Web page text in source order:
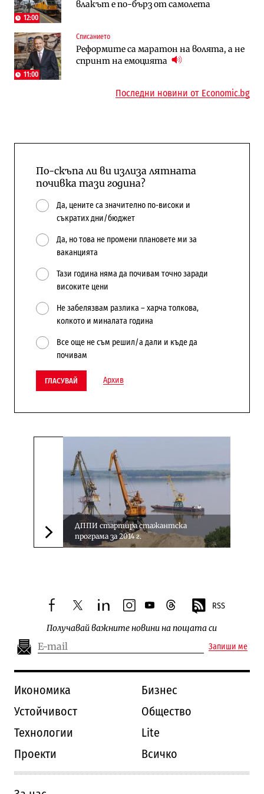
12:00
влакът е по-бърз от самолета
11:00
Списанието
Реформите са маратон на волята, а не
спринт на емоцията
работи с 5 блока
Енергетика
АЕЦ „Козлодуй“ ще работи само още
няколко седмици, ако сушата продължи
космически и отбранителен център в
Регулации
Лекарствата за редки болести
попадат в капан на обществените
Последни новини от Economic.bg
По-скъпа ли ви излиза лятната
почивка тази година?
Да, цените са значително по-високи и
съкратих дни/бюджет
Да, но това не промени плановете ми за
ваканцията
Тази година няма да почивам точно заради
високите цени
Не забелязвам разлика – харча толкова,
колкото и миналата година
Все още не съм решил/а дали и къде да
почивам
ГЛАСУВАЙ Архив
Следваща новина
ДППИ стартира стажантска
програма за 2014 г.
facebooktwitterlinkedininstagram
youtubethreads RSS
Получавай важните новини на пощата си
Запиши ме
Икономика
Бизнес
Устойчивост
Общество
Технологии
Lite
Проекти
Всичко